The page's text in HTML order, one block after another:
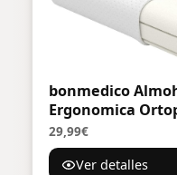
bonmedico
Ergonomica
Cama - Espuma
Terapéutico para
29,99€
Ver detalles